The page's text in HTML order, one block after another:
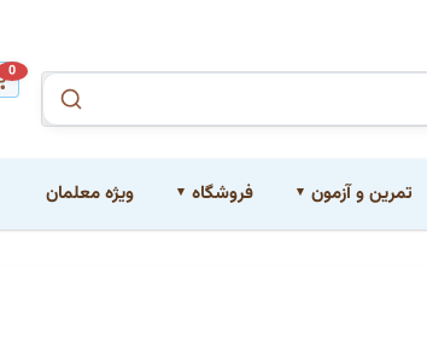
0
تمرین و آزمون فروشگاه ویژه معلمان